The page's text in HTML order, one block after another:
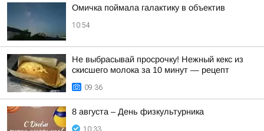
Омичка поймала галактику в объектив
10:54
Не выбрасывай просрочку! Нежный кекс из
скисшего молока за 10 минут — рецепт
09:36
8 августа – День физкультурника
10:33